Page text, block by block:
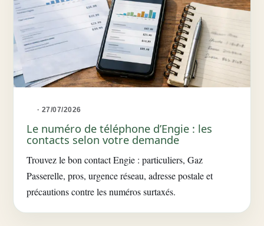
· 27/07/2026
Le numéro de téléphone d’Engie : les
contacts selon votre demande
Trouvez le bon contact Engie : particuliers, Gaz
Passerelle, pros, urgence réseau, adresse postale et
précautions contre les numéros surtaxés.